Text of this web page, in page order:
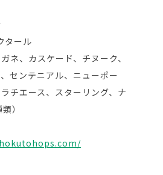
タール
ネ、カスケード、チヌーク、
センテニアル、ニューポー
チエース、スターリング、ナ
）